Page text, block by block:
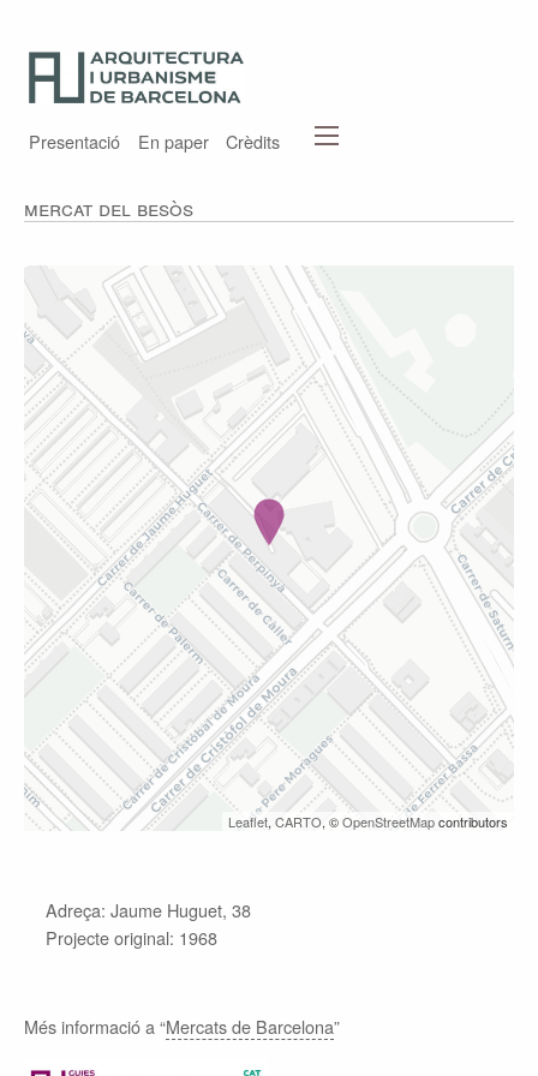
Presentació En paper Crèdits
Mercat del Besòs
Leaflet,CARTO, ©OpenStreetMapcontributors
Adreça: Jaume Huguet, 38
Projecte original: 1968
Més informació a “Mercats de Barcelona”